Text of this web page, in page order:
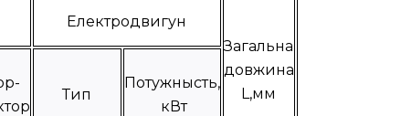
Електродвигун
Загальна
довжина
L,мм
Тип
Потужнысть,
кВт